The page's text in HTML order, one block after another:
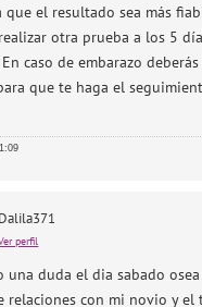
que el resultado sea más
otra prueba a los 5
caso de embarazo
que te haga el
Dalila371
perfil
una duda el dia sabado
relaciones con mi novio y el